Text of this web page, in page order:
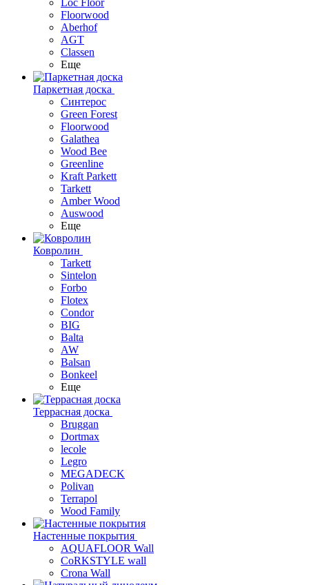
Loc Floor
Floorwood
Aberhof
AGT
Classen
Еще
Паркетная доска
Синтерос
Green Forest
Floorwood
Galathea
Wood Bee
Greenline
Kraft Parkett
Tarkett
Amber Wood
Auswood
Еще
Ковролин
Tarkett
Sintelon
Forbo
Flotex
Condor
BIG
Balta
AW
Balsan
Bonkeel
Еще
Террасная доска
Bruggan
Dortmax
lecole
Legro
MEGADECK
Polivan
Terrapol
Wood Family
Настенные покрытия
AQUAFLOOR Wall
CoRKSTYLE wall
Crona Wall